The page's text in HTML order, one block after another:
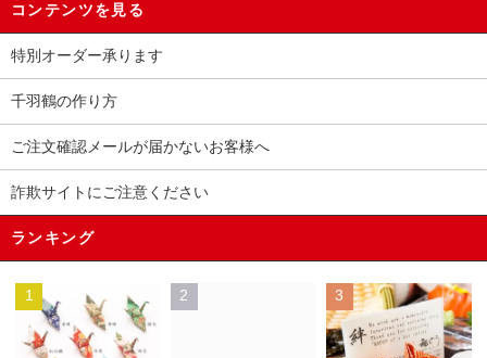
コンテンツを見る
特別オーダー承ります
千羽鶴の作り方
ご注文確認メールが届かないお客様へ
詐欺サイトにご注意ください
ランキング
1 2 3